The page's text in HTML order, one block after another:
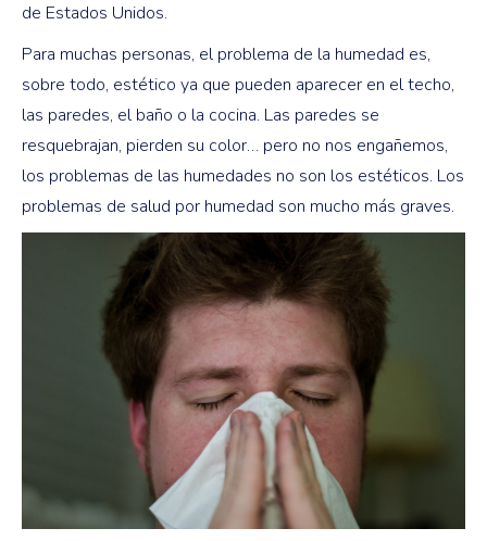
de Estados Unidos.
Para muchas personas, el problema de la humedad es,
sobre todo, estético ya que pueden aparecer en el techo,
las paredes, el baño o la cocina. Las paredes se
resquebrajan, pierden su color… pero no nos engañemos,
los problemas de las humedades no son los estéticos. Los
problemas de salud por humedad son mucho más graves.